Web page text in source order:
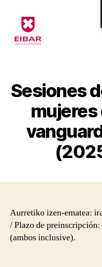
Formularioak
Sesiones
mujeres
Aurretiko izen-ematea:
/ Plazo de
(ambos inclusive).